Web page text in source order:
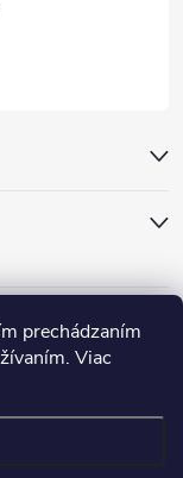
prechádzaním
Viac